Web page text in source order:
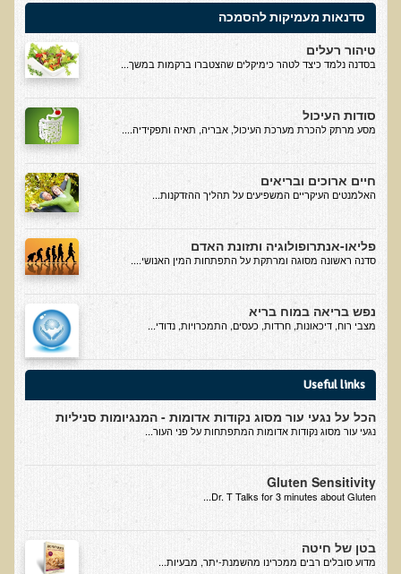
בדיקות מעבדה פונקציונאליות
בדיקת סריקה - חומצות אורגניות בשתן
בדיקת צואה לאיתור מתכות כבדות
בדיקה מקיפה לתפקוד מערכת העיכול
בדיקות לרגישויות לחלבונים
מידע מקצועי לרופאים ומטפלים על בדיקת ה-AMAS
פאנל קרדיו-ווסקולרי - לבריאות מערכת כלי הדם והלב
בדיקת שיער לאיתור מחסור במינרלים
בדיקות גנטיות
בדיקות לאבחון מחסורים וסיכונים
בדיקת דם קליפורד לרגישויות לחומרים דנטאליים
בדיקות לקזיאו-מורפינים וגלוטיאו-מורפינים
שאלות ותשובות למעבדה
סדנאות מעמיקות להסמכה
טיהור רעלים
בסדנה נלמד כיצד לטהר כימיקלים שהצטברו ברקמות במשך...
סודות העיכול
מסע מרתק להכרת מערכת העיכול, אבריה, תאיה ותפקידיה....
חיים ארוכים ובריאים
האלמנטים העיקריים המשפיעים על תהליך ההזדקנות...
פליאו-אנתרופולוגיה ותזונת האדם
סדנה ראשונה מסוגה ומרתקת על התפתחות המין האנושי....
נפש בריאה במוח בריא
מצבי רוח, דיכאונות, חרדות, כעסים, התמכרויות, נדודי...
Useful links
הכל על נגעי עור מסוג נקודות אדומות - המנגיומות סניליות
נגעי עור מסוג נקודות אדומות המתפתחות על פני העור...
Gluten Sensitivity
Dr. T Talks for 3 minutes about Gluten...
בטן של חיטה
​מדוע סובלים רבים ממכרינו מהשמנת-יתר, מבעיות...